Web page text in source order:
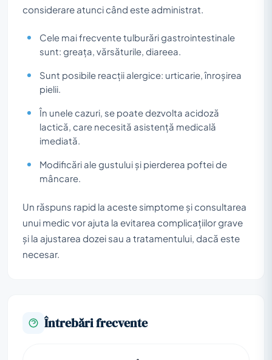
considerare atunci când este administrat.
Cele mai frecvente tulburări gastrointestinale
sunt: greața, vărsăturile, diareea.
Sunt posibile reacții alergice: urticarie, înroșirea
pielii.
În unele cazuri, se poate dezvolta acidoză
lactică, care necesită asistență medicală
imediată.
Modificări ale gustului și pierderea poftei de
mâncare.
Un răspuns rapid la aceste simptome și consultarea
unui medic vor ajuta la evitarea complicațiilor grave
și la ajustarea dozei sau a tratamentului, dacă este
necesar.
Întrebări frecvente